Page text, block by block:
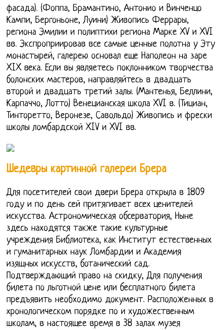
фасада). (Фоппа, Брамантино, Антонио и Винченцо
Кампи, Бергоньоне, Луини) Живопись Феррары,
региона Эмилии и полиптихи региона Марке XV и XVI
вв. Экспроприировав все самые ценные полотна у Эту
монастырей, галерею основал еще Наполеон на заре
XIX века. Если вы являетесь поклонником творчества
болонских мастеров, направляйтесь в двадцать
второй и двадцать третий залы. (Мантенья, Беллини,
Карпаччо, Лотто) Венецианская школа XVI в. (Тициан,
Тинторетто, Веронезе, Савольдо) Живопись и фрески
школы ломбардской XIV и XVI вв.
Шедевры картинной галереи Брера
Для посетителей свои двери Брера открыла в 1809
году и по день сей притягивает всех ценителей
искусства. Астрономическая обсерватория, Ныне
здесь находятся также такие культурные
учреждения Библиотека, как Институт естественных
и гуманитарных наук Ломбардии и Академия
изящных искусств, ботанический сад.
Подтверждающий право на скидку, Для получения
билета по льготной цене или бесплатного билета
предъявить необходимо документ. Расположенных в
хронологическом порядке по и художественным
школам, в настоящее время в 38 залах музея